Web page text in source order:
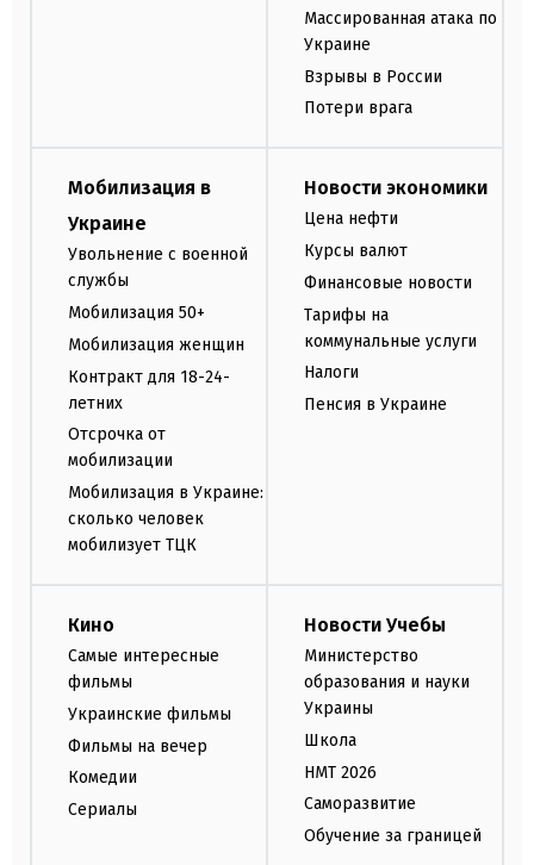
Массированная атака по
Украине
Взрывы в России
Потери врага
Мобилизация в
Украине
Увольнение с военной
службы
Мобилизация 50+
Мобилизация женщин
Контракт для 18-24-
летних
Отсрочка от
мобилизации
Мобилизация в Украине:
сколько человек
мобилизует ТЦК
Новости экономики
Цена нефти
Курсы валют
Финансовые новости
Тарифы на
коммунальные услуги
Налоги
Пенсия в Украине
Кино
Самые интересные
фильмы
Украинские фильмы
Фильмы на вечер
Комедии
Сериалы
Новости Учебы
Министерство
образования и науки
Украины
Школа
НМТ 2026
Саморазвитие
Обучение за границей